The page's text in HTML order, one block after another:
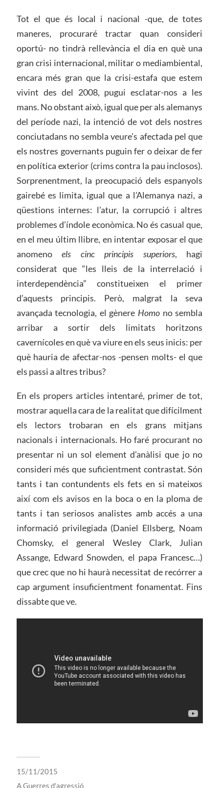
Tot el que és local i nacional -que, de totes
maneres, procuraré tractar quan consideri
oportú- no tindrà rellevància el dia en què una
gran crisi internacional, militar o mediambiental,
encara més gran que la crisi-estafa que estem
vivint des del 2008, pugui esclatar-nos a les
mans. No obstant això, igual que per als alemanys
del període nazi, la intenció de vot dels nostres
conciutadans no sembla veure’s afectada pel que
els nostres governants puguin fer o deixar de fer
en política exterior (crims contra la pau inclosos).
Sorprenentment, la preocupació dels espanyols
gairebé es limita, igual que a l’Alemanya nazi, a
qüestions internes: l’atur, la corrupció i altres
problemes d’índole econòmica. No és casual que,
en el meu últim llibre, en intentar exposar el que
anomenoels cinc principis superiors, hagi
considerat que “les lleis de la interrelació i
interdependència” constitueixen el primer
d’aquests principis. Però, malgrat la seva
avançada tecnologia, el gènere Homo no sembla
arribar a sortir dels limitats horitzons
cavernícoles en què va viure en els seus inicis: per
què hauria de afectar-nos -pensen molts- el que
els passi a altres tribus?
En els propers articles intentaré, primer de tot,
mostrar aquella cara de la realitat que difícilment
els lectors trobaran en els grans mitjans
nacionals i internacionals. Ho faré procurant no
presentar ni un sol element d’anàlisi que jo no
consideri més que suficientment contrastat. Són
tants i tan contundents els fets en si mateixos
així com els avisos en la boca o en la ploma de
tants i tan seriosos analistes amb accés a una
informació privilegiada (Daniel Ellsberg, Noam
Chomsky, el general Wesley Clark, Julian
Assange, Edward Snowden, el papa Francesc…)
que crec que no hi haurà necessitat de recórrer a
cap argument insuficientment fonamentat. Fins
dissabte que ve.
15/11/2015
AGuerres d'agressió